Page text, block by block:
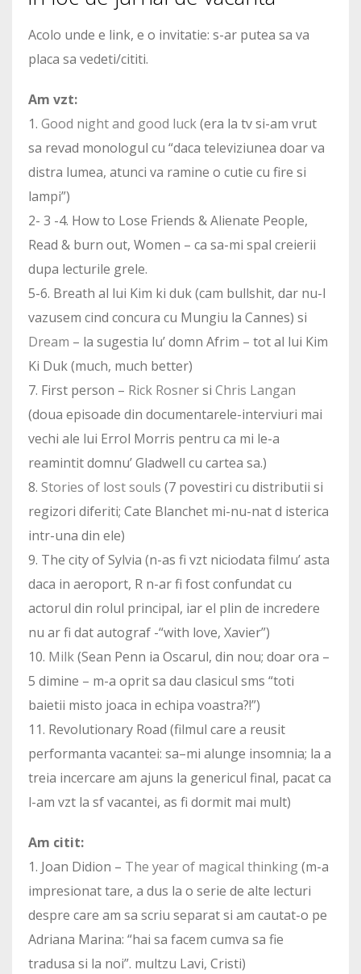
Acolo unde e link, e o invitatie: s-ar putea sa va
placa sa vedeti/cititi.
Am vzt:
1. Good night and good luck(era la tv si-am vrut
sa revad monologul cu “daca televiziunea doar va
distra lumea, atunci va ramine o cutie cu fire si
lampi”)
2- 3 -4. How to Lose Friends & Alienate People,
Read & burn out, Women – ca sa-mi spal creierii
dupa lecturile grele.
5-6. Breath al lui Kim ki duk (cam bullshit, dar nu-l
vazusem cind concura cu Mungiu la Cannes) si
Dream – la sugestia lu’ domn Afrim – tot al lui Kim
Ki Duk (much, much better)
7. First person – Rick Rosnersi Chris Langan
(doua episoade din documentarele-interviuri mai
vechi ale lui Errol Morris pentru ca mi le-a
reamintit domnu’ Gladwell cu cartea sa.)
8. Stories of lost souls (7 povestiri cu distributii si
regizori diferiti; Cate Blanchet mi-nu-nat d isterica
intr-una din ele)
9. The city of Sylvia (n-as fi vzt niciodata filmu’ asta
daca in aeroport, R n-ar fi fost confundat cu
actorul din rolul principal, iar el plin de incredere
nu ar fi dat autograf -“with love, Xavier”)
10. Milk(Sean Penn ia Oscarul, din nou; doar ora –
5 dimine – m-a oprit sa dau clasicul sms “toti
baietii misto joaca in echipa voastra?!”)
11. Revolutionary Road (filmul care a reusit
performanta vacantei: sa–mi alunge insomnia; la a
treia incercare am ajuns la genericul final, pacat ca
l-am vzt la sf vacantei, as fi dormit mai mult)
Am citit:
1. Joan Didion – The year of magical thinking(m-a
impresionat tare, a dus la o serie de alte lecturi
despre care am sa scriu separat si am cautat-o pe
Adriana Marina: “hai sa facem cumva sa fie
tradusa si la noi”. multzu Lavi, Cristi)